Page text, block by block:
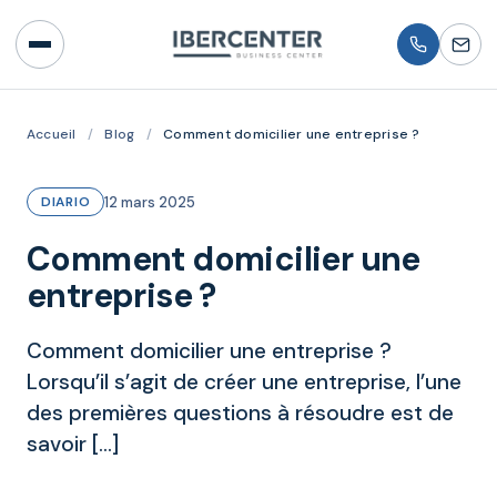
Accueil / Blog / Comment domicilier une entreprise ?
DIARIO 12 mars 2025
Comment domicilier une
entreprise ?
Comment domicilier une entreprise ?
Lorsqu’il s’agit de créer une entreprise, l’une
des premières questions à résoudre est de
savoir […]